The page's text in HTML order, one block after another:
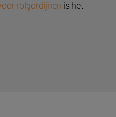
rolgordijnen is het